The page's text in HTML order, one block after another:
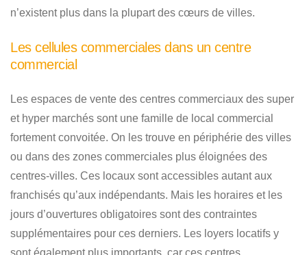
n’existent plus dans la plupart des cœurs de villes.
Les cellules commerciales dans un centre
commercial
Les espaces de vente des centres commerciaux des super
et hyper marchés sont une famille de local commercial
fortement convoitée. On les trouve en périphérie des villes
ou dans des zones commerciales plus éloignées des
centres-villes. Ces locaux sont accessibles autant aux
franchisés qu’aux indépendants. Mais les horaires et les
jours d’ouvertures obligatoires sont des contraintes
supplémentaires pour ces derniers. Les loyers locatifs y
sont également plus importants, car ces centres